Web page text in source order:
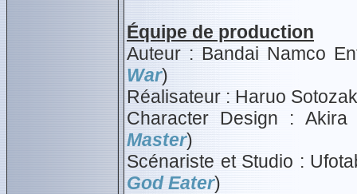
Équipe de production
Auteur : Bandai Namco
War)
Réalisateur : Haruo
Character Design : Akira
Master)
Scénariste et Studio :
God Eater)